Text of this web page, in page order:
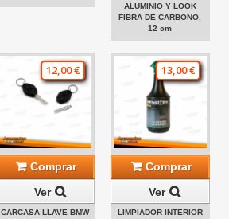
ALUMINIO Y LOOK
FIBRA DE CARBONO,
12 cm
12,00 €
Comprar
Ver
CARCASA LLAVE BMW
13,00 €
Comprar
Ver
LIMPIADOR INTERIOR